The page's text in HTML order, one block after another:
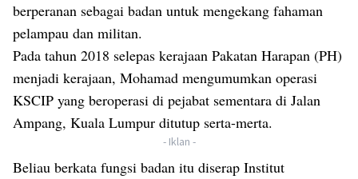
berperanan sebagai badan untuk mengekang fahaman
pelampau dan militan.
Pada tahun 2018 selepas kerajaan Pakatan Harapan (PH)
menjadi kerajaan, Mohamad mengumumkan operasi
KSCIP yang beroperasi di pejabat sementara di Jalan
Ampang, Kuala Lumpur ditutup serta-merta.
- Iklan -
Beliau berkata fungsi badan itu diserap Institut